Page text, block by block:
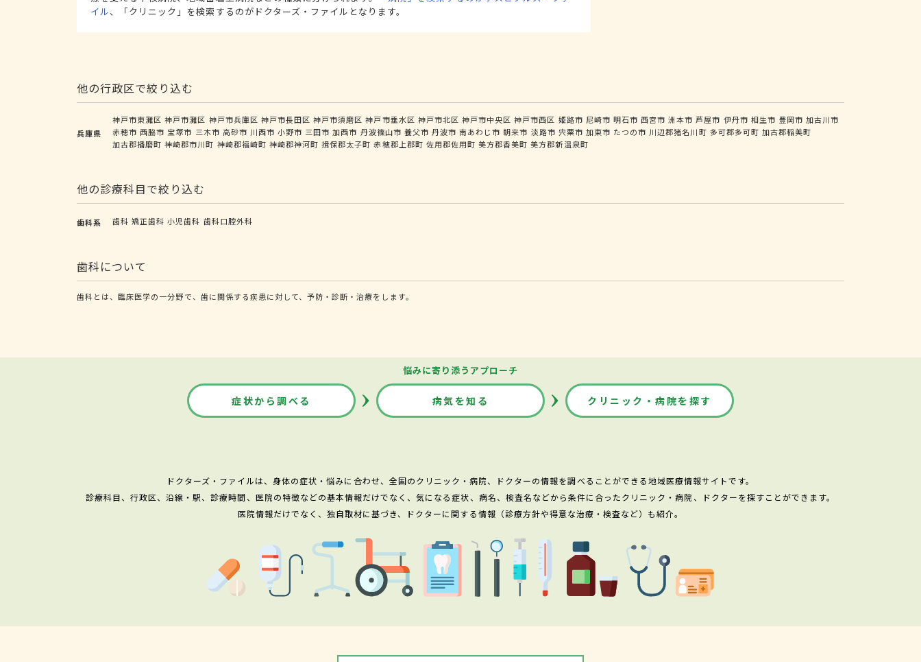
イル、「クリニック」を検索するのがドクターズ・ファイルとなります。
他の行政区で絞り込む
兵庫県
神戸市東灘区 神戸市灘区 神戸市兵庫区 神戸市長田区 神戸市須磨区 神戸市垂水区 神戸市北区 神戸市中央区 神戸市西区 姫路市 尼崎市 明石市 西宮市 洲本市 芦屋市 伊丹市 相生市 豊岡市 加古川市
赤穂市 西脇市 宝塚市 三木市 高砂市 川西市 小野市 三田市 加西市 丹波篠山市 養父市 丹波市 南あわじ市 朝来市 淡路市 宍粟市 加東市 たつの市 川辺郡猪名川町 多可郡多可町 加古郡稲美町
加古郡播磨町 神崎郡市川町 神崎郡福崎町 神崎郡神河町 揖保郡太子町 赤穂郡上郡町 佐用郡佐用町 美方郡香美町 美方郡新温泉町
他の診療科目で絞り込む
歯科系 歯科 矯正歯科 小児歯科 歯科口腔外科
歯科について
歯科とは、臨床医学の一分野で、歯に関係する疾患に対して、予防・診断・治療をします。
悩みに寄り添うアプローチ
症状から調べる 病気を知る クリニック・病院を探す
ドクターズ・ファイルは、身体の症状・悩みに合わせ、全国のクリニック・病院、ドクターの情報を調べることができる地域医療情報サイトです。
診療科目、行政区、沿線・駅、診療時間、医院の特徴などの基本情報だけでなく、気になる症状、病名、検査名などから条件に合ったクリニック・病院、ドクターを探すことができます。
医院情報だけでなく、独自取材に基づき、ドクターに関する情報（診療方針や得意な治療・検査など）も紹介。